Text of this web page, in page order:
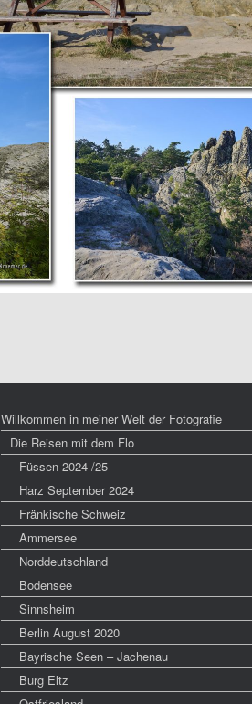
Willkommen in meiner Welt der Fotografie
Die Reisen mit dem Flo
Füssen 2024 /25
Harz September 2024
Fränkische Schweiz
Ammersee
Norddeutschland
Bodensee
Sinnsheim
Berlin August 2020
Bayrische Seen – Jachenau
Burg Eltz